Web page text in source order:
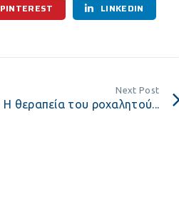
PINTEREST LINKEDIN
Next Post
Η θεραπεία του ροχαλητού...